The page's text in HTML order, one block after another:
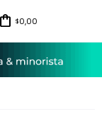
$0,00